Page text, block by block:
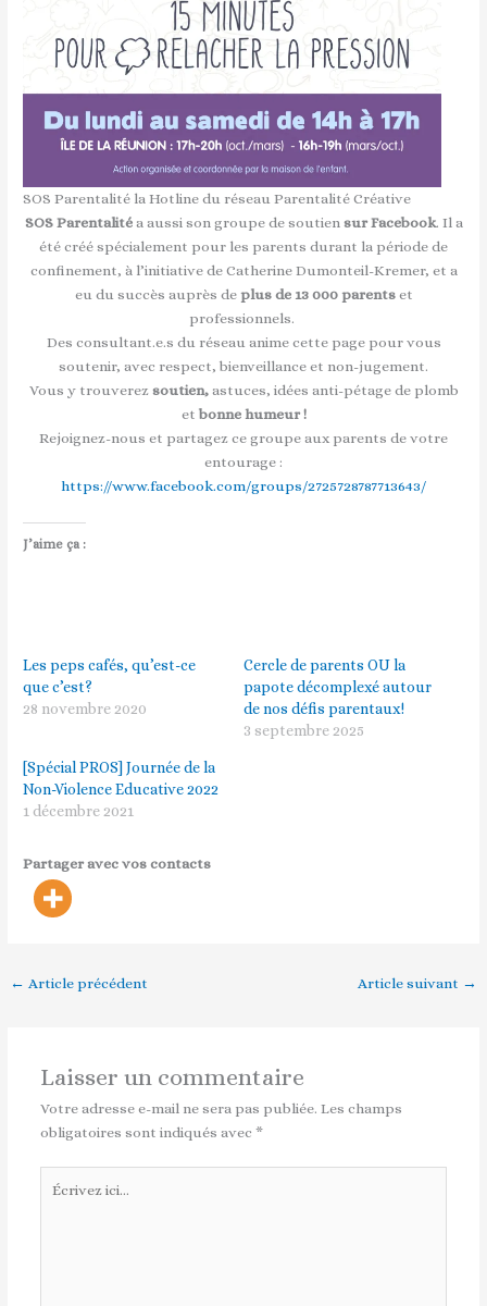
SOS Parentalité la Hotline du réseau Parentalité Créative
SOS Parentalitéa aussi son groupe de soutien sur Facebook. Il a
été créé spécialement pour les parents durant la période de
confinement, à l’initiative de Catherine Dumonteil-Kremer, et a
eu du succès auprès de plus de 13 000 parentset
professionnels.
Des consultant.e.s du réseau anime cette page pour vous
soutenir, avec respect, bienveillance et non-jugement.
Vous y trouverezsoutien, astuces, idées anti-pétage de plomb
et bonne humeur !
Rejoignez-nous et partagez ce groupe aux parents de votre
entourage :
https://www.facebook.com/groups/2725728787713643/
J’aime ça :
Les peps cafés, qu’est-ce
que c’est?
28 novembre 2020
Cercle de parents OU la
papote décomplexé autour
de nos défis parentaux!
3 septembre 2025
[Spécial PROS] Journée de la
Non-Violence Educative 2022
1 décembre 2021
Partager avec vos contacts
← Article précédent Article suivant →
Laisser un commentaire
Votre adresse e-mail ne sera pas publiée. Les champs
obligatoires sont indiqués avec *